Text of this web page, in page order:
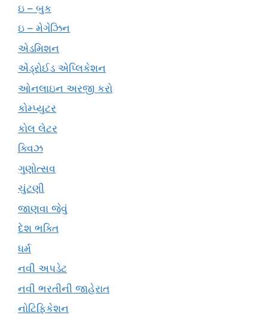
ઇ – બુક
ઇ – મેગેઝિન
એડમિશન
એંડ્રોઈડ એપ્લિકેશન
ઓનલાઇન અરજી કરો
કોમ્પ્યુટર
કોલ લેટર
ક્વિઝ
ગુણોત્સવ
ચુંટણી
જાણવા જેવું
દેશ ભક્તિ
ધર્મ
નવી અપડેટ
નવી ભરતીની જાહેરાત
નોટિફિકેશન